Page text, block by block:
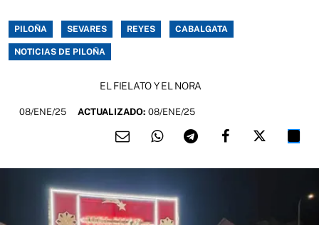
PILOÑA SEVARES REYES CABALGATA
NOTICIAS DE PILOÑA
EL FIELATO Y EL NORA
08/ENE/25 ACTUALIZADO: 08/ENE/25